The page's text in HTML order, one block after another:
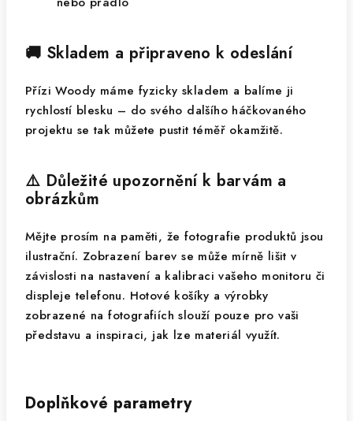
🚚 Skladem a připraveno k odeslání
Přízi Woody máme fyzicky skladem a balíme ji
rychlostí blesku – do svého dalšího háčkovaného
projektu se tak můžete pustit téměř okamžitě.
⚠️ Důležité upozornění k barvám a
obrázkům
Mějte prosím na paměti, že fotografie produktů jsou
ilustrační. Zobrazení barev se může mírně lišit v
závislosti na nastavení a kalibraci vašeho monitoru či
displeje telefonu. Hotové košíky a výrobky
zobrazené na fotografiích slouží pouze pro vaši
představu a inspiraci, jak lze materiál využít.
Doplňkové parametry